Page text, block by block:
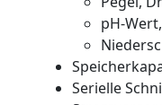
pH-
Serielle